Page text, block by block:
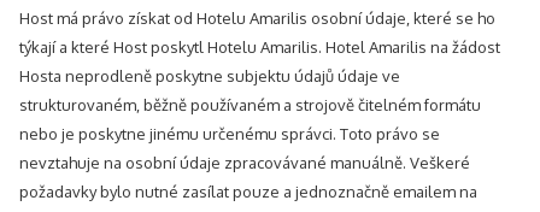
Host má právo získat od Hotelu Amarilis osobní údaje, které se ho
týkají a které Host poskytl Hotelu Amarilis. Hotel Amarilis na žádost
Hosta neprodleně poskytne subjektu údajů údaje ve
strukturovaném, běžně používaném a strojově čitelném formátu
nebo je poskytne jinému určenému správci. Toto právo se
nevztahuje na osobní údaje zpracovávané manuálně. Veškeré
požadavky bylo nutné zasílat pouze a jednoznačně emailem na